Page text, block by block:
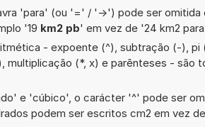
'para' (ou '=' / '->') pode ser omitida
'19 km2 pb' em vez de '24 km2
- expoente (^), subtração (-), pi
multiplicação (*, x) e parênteses - são
e 'cúbico', o carácter '^' pode ser
podem ser escritos cm2 em vez